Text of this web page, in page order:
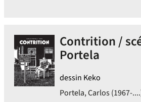
Contrition /
Portela
dessin Keko
Portela, Carlos (1967-